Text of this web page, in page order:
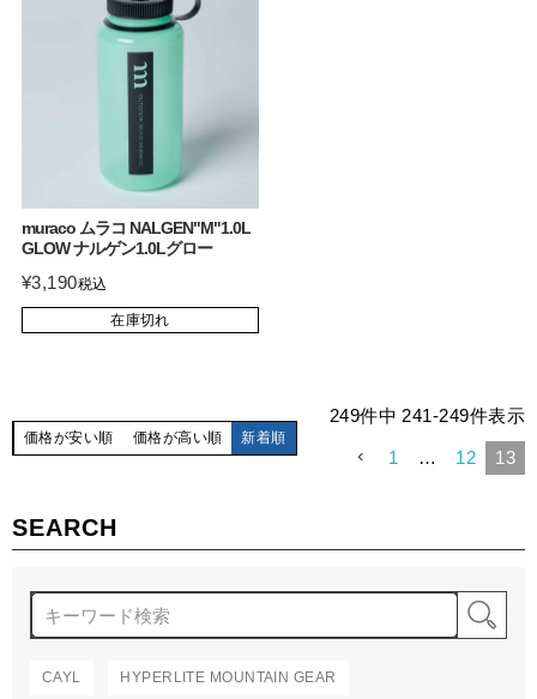
SEARCH
CAYL HYPERLITE MOUNTAIN GEAR
muraco ムラコ NALGEN"M"1.0L
GLOW ナルゲン1.0Lグロー
¥3,190税込
在庫切れ
価格が安い順 価格が高い順 新着順
249件中 241-249件表示
1 … 12 13